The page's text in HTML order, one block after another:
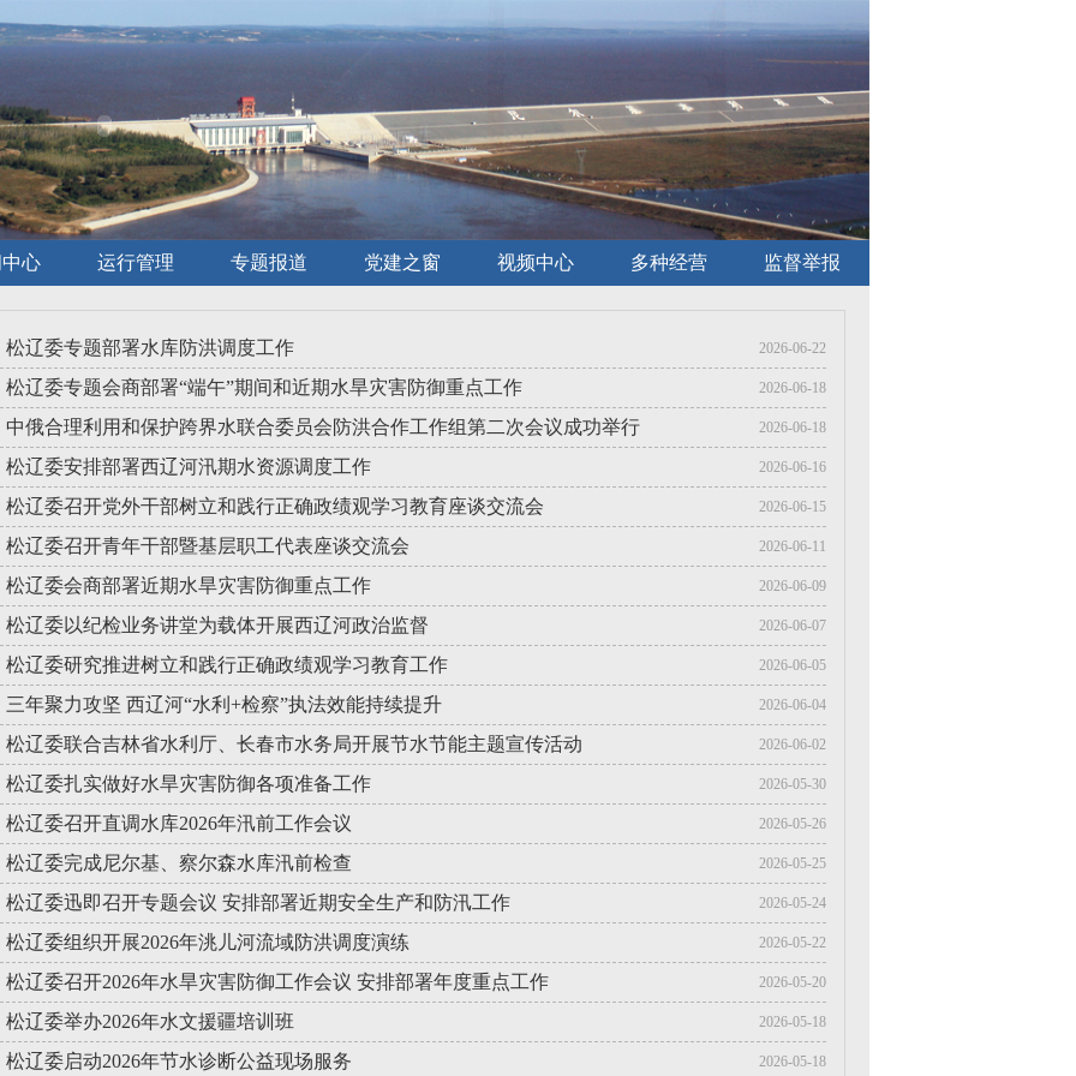
心 运行管理 专题报道 党建之窗 视频中心 多种经营 监督举报
2026-06-22
松辽委专题部署水库防洪调度工作
2026-06-18
松辽委专题会商部署“端午”期间和近期水旱灾害防御重点工作
2026-06-18
中俄合理利用和保护跨界水联合委员会防洪合作工作组第二次会议成功举行
2026-06-16
松辽委安排部署西辽河汛期水资源调度工作
2026-06-15
松辽委召开党外干部树立和践行正确政绩观学习教育座谈交流会
2026-06-11
松辽委召开青年干部暨基层职工代表座谈交流会
2026-06-09
松辽委会商部署近期水旱灾害防御重点工作
2026-06-07
松辽委以纪检业务讲堂为载体开展西辽河政治监督
2026-06-05
松辽委研究推进树立和践行正确政绩观学习教育工作
2026-06-04
三年聚力攻坚 西辽河“水利+检察”执法效能持续提升
2026-06-02
松辽委联合吉林省水利厅、长春市水务局开展节水节能主题宣传活动
2026-05-30
松辽委扎实做好水旱灾害防御各项准备工作
2026-05-26
松辽委召开直调水库2026年汛前工作会议
2026-05-25
松辽委完成尼尔基、察尔森水库汛前检查
2026-05-24
松辽委迅即召开专题会议 安排部署近期安全生产和防汛工作
2026-05-22
松辽委组织开展2026年洮儿河流域防洪调度演练
2026-05-20
松辽委召开2026年水旱灾害防御工作会议 安排部署年度重点工作
2026-05-18
松辽委举办2026年水文援疆培训班
2026-05-18
松辽委启动2026年节水诊断公益现场服务